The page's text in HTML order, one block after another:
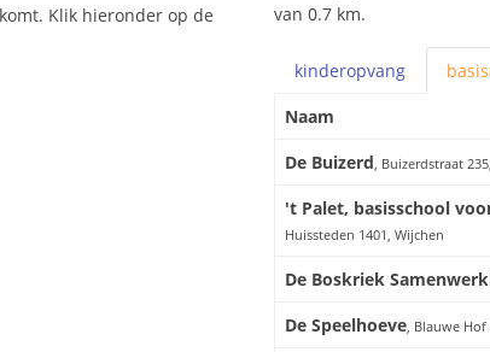
Klik hieronder op de
van 0.7 km.
kinderopvang basis
Naam
De Buizerd, Buizerdstraat
't Palet, basisschool
Huissteden 1401, Wijchen
De Boskriek
De Speelhoeve, Blauwe Hof